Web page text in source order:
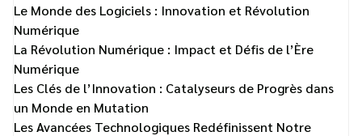
Le Monde des Logiciels : Innovation et Révolution
Numérique
La Révolution Numérique : Impact et Défis de l’Ère
Numérique
Les Clés de l’Innovation : Catalyseurs de Progrès dans
un Monde en Mutation
Les Avancées Technologiques Redéfinissent Notre